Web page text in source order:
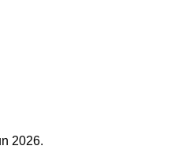
2026.